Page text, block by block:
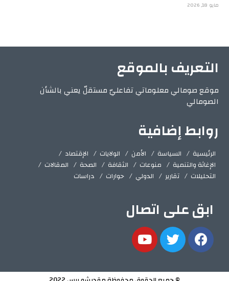
مايو 18, 2026
التعريف بالموقع
موقع صومالي معلوماتي تفاعليّ مستقلّ يعني بالشأن
الصومالي
روابط إضافية
الرئيسية السياسة الأمن الولايات
الإقتصاد
الإغاثة والتنمية
منوعات الثقافة الصحة
المقالات
التحليلات
تقارير الدولي حوارات دراسات
ابق على اتصال